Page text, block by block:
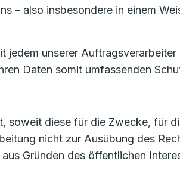
– also insbesondere in einem
jedem unserer
Daten somit umfassenden
soweit diese für die Zwecke, für
nicht zur Ausübung des
Gründen des öffentlichen